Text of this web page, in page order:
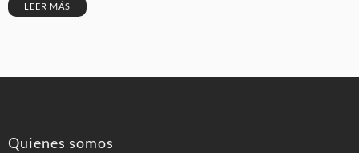
LEER MÁS
Quienes somos